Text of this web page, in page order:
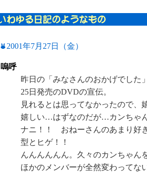
2001年7月27日（金）
嗚呼
昨日の「みなさんのおかげでした
25日発売のDVDの宣伝。
見れるとは思ってなかったので、
嬉しい…はずなのだが…カンちゃ
ナニ！！ おねーさんのあまり好
型とヒゲ！！
んんんんんん。久々のカンちゃん
ほかのメンバーが全然変わってな